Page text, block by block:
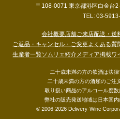
〒108-0071 東京都港区白金台
TEL: 03-
会社概要店舗ご来店配送・送
ご返品・キャンセル・ご変更よくある質
生産者一覧ソムリエ紹介メディア掲載ワ
二十歳未満の方の飲酒は法
二十歳未満の方の酒類のご注
取り扱い商品のアルコール度
弊社の販売発送地域は日本国
© 2006-2026 Delivery-Wine